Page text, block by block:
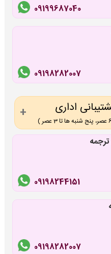
09199687040
09198282007
اداری
09198244151
09198282007